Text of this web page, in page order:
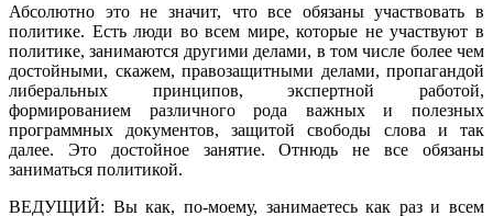
Абсолютно это не значит, что все обязаны участвовать в
политике. Есть люди во всем мире, которые не участвуют в
политике, занимаются другими делами, в том числе более чем
достойными, скажем, правозащитными делами, пропагандой
либеральных принципов, экспертной работой,
формированием различного рода важных и полезных
программных документов, защитой свободы слова и так
далее. Это достойное занятие. Отнюдь не все обязаны
заниматься политикой.
ВЕДУЩИЙ: Вы как, по-моему, занимаетесь как раз и всем